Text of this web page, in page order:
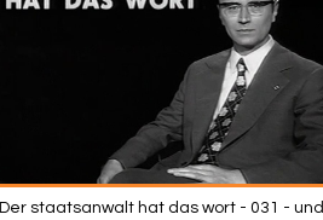
Der staatsanwalt hat das wort - 031 - und